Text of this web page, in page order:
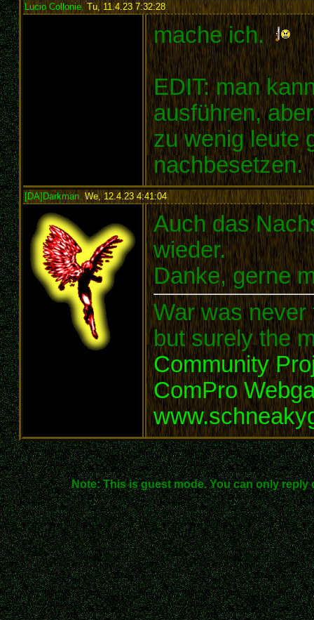
Lucio Collonie,Tu, 11.4.23 7:32:28:
mache ich.
EDIT: man
ausführen,
zu wenig leute
nachbesetzen.
[DA]Darkman,We, 12.4.23 4:41:04:
Auch das
wieder.
Danke, gerne
War was never
but surely the
Community
ComPro
Note: This is guest mode. You can only